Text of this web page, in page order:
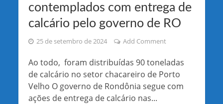
contemplados com entrega de
calcário pelo governo de RO
25 de setembro de 2024 Add Comment
Ao todo, foram distribuídas 90 toneladas
de calcário no setor chacareiro de Porto
Velho O governo de Rondônia segue com
ações de entrega de calcário nas...